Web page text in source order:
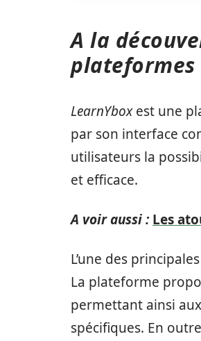
A la
plateformes
LearnYboxest une
par son interface
utilisateurs la
et efficace.
A voir aussi : Les
L’une des
La plateforme
permettant ainsi
spécifiques. En